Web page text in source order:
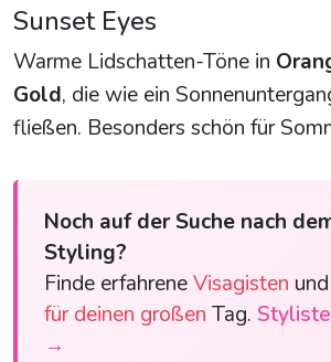
Sunset Eyes
Warme Lidschatten-Töne in
Gold, die wie ein
fließen. Besonders schön für
Noch auf der Suche nach
Styling?
Finde erfahreneVisagisten
für deinen großen Tag.
→